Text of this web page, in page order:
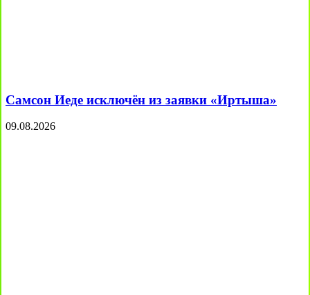
Самсон Иеде исключён из заявки «Иртыша»
09.08.2026